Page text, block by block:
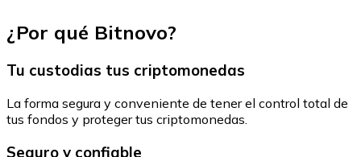
¿Por qué Bitnovo?
Tu custodias tus criptomonedas
La forma segura y conveniente de tener el control total de
tus fondos y proteger tus criptomonedas.
Seguro y confiable